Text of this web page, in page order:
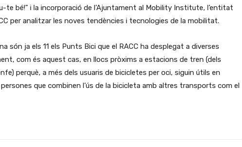
te bé!” i la incorporació de l’Ajuntament al Mobility Institute, l’entitat
per analitzar les noves tendències i tecnologies de la mobilitat.
són ja els 11 els Punts Bici que el RACC ha desplegat a diverses
com és aquest cas, en llocs pròxims a estacions de tren (dels
perquè, a més dels usuaris de bicicletes per oci, siguin útils en
que combinen l’ús de la bicicleta amb altres transports com el